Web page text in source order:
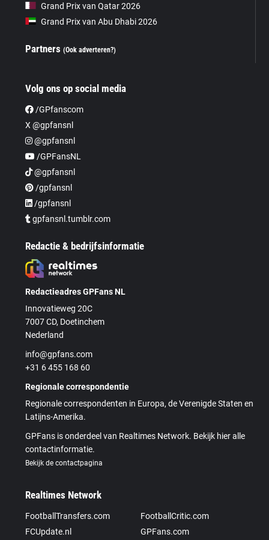
Grand Prix van Qatar 2026
Grand Prix van Abu Dhabi 2026
Partners(Ook adverteren?)
Volg ons op social media
/GPfanscom
X @gpfansnl
@gpfansnl
/GPFansNL
@gpfansnl
/gpfansnl
/gpfansnl
gpfansnl.tumblr.com
Redactie & bedrijfsinformatie
Redactieadres GPFans NL
Innovatieweg 20C
7007 CD, Doetinchem
Nederland
info@gpfans.com
+31 6 455 168 60
Regionale correspondentie
Regionale correspondenten in Europa, de Verenigde Staten en
Latijns-Amerika.
GPFans is onderdeel van Realtimes Network. Bekijk hier alle
contactinformatie.
Bekijk de contactpagina
Realtimes Network
FootballTransfers.com
FootballCritic.com
FCUpdate.nl
GPFans.com